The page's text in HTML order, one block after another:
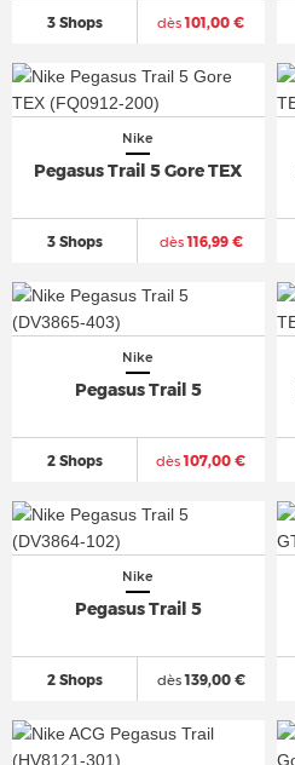
3 Shops dès101,00 €
Nike
Pegasus Trail 5 Gore TEX
3 Shops dès116,99 €
Nike
Pegasus Trail 5
2 Shops dès107,00 €
Nike
Pegasus Trail 5
2 Shops dès139,00 €